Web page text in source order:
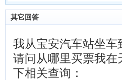
其它回答
我从宝安汽车站坐
请问从哪里买票我
下相关查询：